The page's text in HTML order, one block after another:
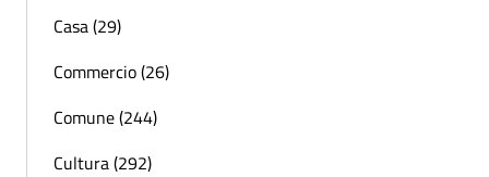
Casa (29)
Commercio (26)
Comune (244)
Cultura (292)